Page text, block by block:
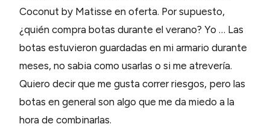
Coconut by Matisse en oferta. Por supuesto,
¿quién compra botas durante el verano? Yo … Las
botas estuvieron guardadas en mi armario durante
meses, no sabia como usarlas o si me atrevería.
Quiero decir que me gusta correr riesgos, pero las
botas en general son algo que me da miedo a la
hora de combinarlas.